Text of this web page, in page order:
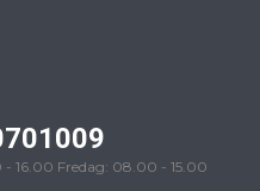
16.00 Fredag: 08.00 - 15.00